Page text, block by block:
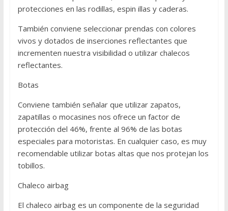
protecciones en las rodillas, espin illas y caderas.
También conviene seleccionar prendas con colores
vivos y dotados de inserciones reflectantes que
incrementen nuestra visibilidad o utilizar chalecos
reflectantes.
Botas
Conviene también señalar que utilizar zapatos,
zapatillas o mocasines nos ofrece un factor de
protección del 46%, frente al 96% de las botas
especiales para motoristas. En cualquier caso, es muy
recomendable utilizar botas altas que nos protejan los
tobillos.
Chaleco airbag
El chaleco airbag es un componente de la seguridad